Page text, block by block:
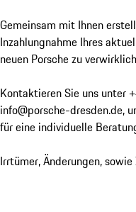
Gemeinsam mit Ihnen
Inzahlungnahme Ihres
neuen Porsche zu
Kontaktieren Sie uns unter
info@porsche-dresden.de,
für eine individuelle
Irrtümer, Änderungen,